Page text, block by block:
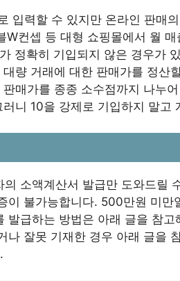
입력할 수 있지만 온라인 판매
W컨셉 등 대형 쇼핑몰에서 월
정확히 기입되지 않은 경우가
량 거래에 대한 판매가를 정산
판매가를 종종 소수점까지 나
니 10을 강제로 기입하지 말고
의 소액계산서 발급만 도와드릴
이 불가능합니다. 500만원 미만
발급하는 방법은 아래 글을 참
나 잘못 기재한 경우 아래 글을